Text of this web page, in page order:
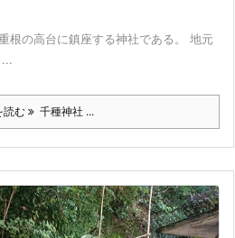
根の高台に鎮座する神社である。 地元
読む 千種神社 ...